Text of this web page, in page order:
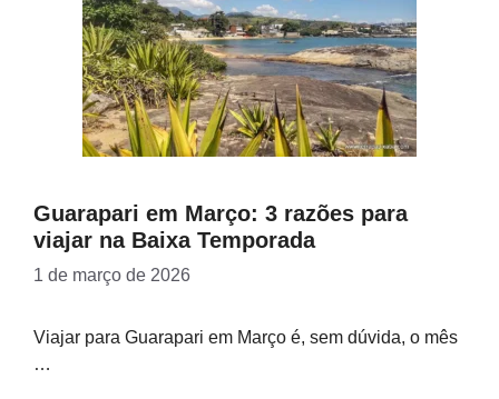
Guarapari em Março: 3 razões para
viajar na Baixa Temporada
1 de março de 2026
Viajar para Guarapari em Março é, sem dúvida, o mês
…